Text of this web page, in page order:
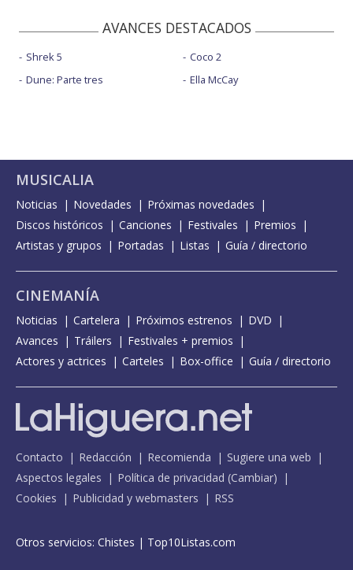
AVANCES DESTACADOS
Shrek 5
Dune: Parte tres
Coco 2
Ella McCay
MUSICALIA
Noticias Novedades
Próximas novedades
Discos históricos
Canciones Festivales
Premios
Artistas y grupos
Portadas Listas Guía / directorio
CINEMANÍA
Noticias Cartelera Próximos estrenos
DVD
Avances
Tráilers
Festivales + premios
Actores y actrices
Carteles Box-office Guía / directorio
Contacto Redacción Recomienda
Sugiere una web
Aspectos legales
Política de privacidad (Cambiar)
Cookies
Publicidad y webmasters RSS
Otros servicios: Chistes | Top10Listas.com